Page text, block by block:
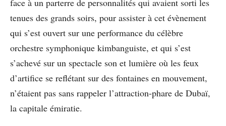
tenues des grands soirs, pour assister à cet évènement
qui s’est ouvert sur une performance du célèbre
orchestre symphonique kimbanguiste, et qui s’est
s’achevé sur un spectacle son et lumière où les feux
d’artifice se reflétant sur des fontaines en mouvement,
n’étaient pas sans rappeler l’attraction-phare de Dubaï,
la capitale émiratie.